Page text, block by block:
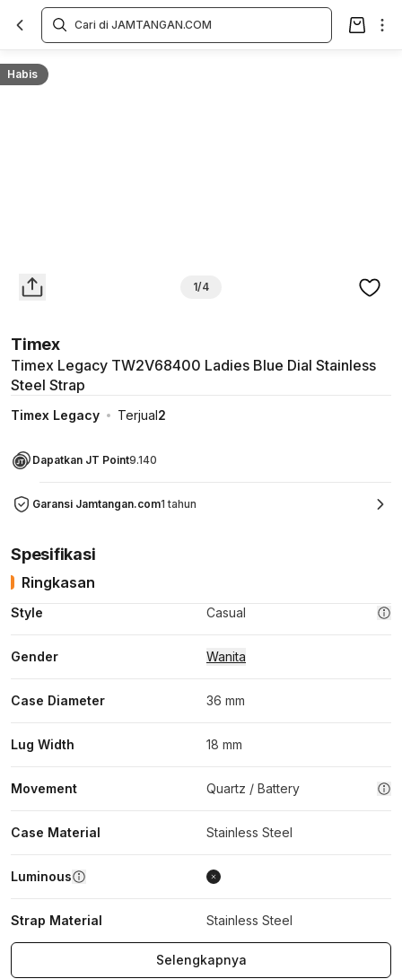
Habis
1/4
Timex
Timex Legacy TW2V68400 Ladies Blue Dial Stainless
Steel Strap
Timex Legacy Terjual2
Dapatkan JT Point9.140
Garansi Jamtangan.com1 tahun
Overview
Spesifikasi
Ringkasan
Style Casual
Gender Wanita
Case Diameter 36 mm
Lug Width 18 mm
Movement Quartz / Battery
Case Material Stainless Steel
Luminous
Strap Material Stainless Steel
Selengkapnya